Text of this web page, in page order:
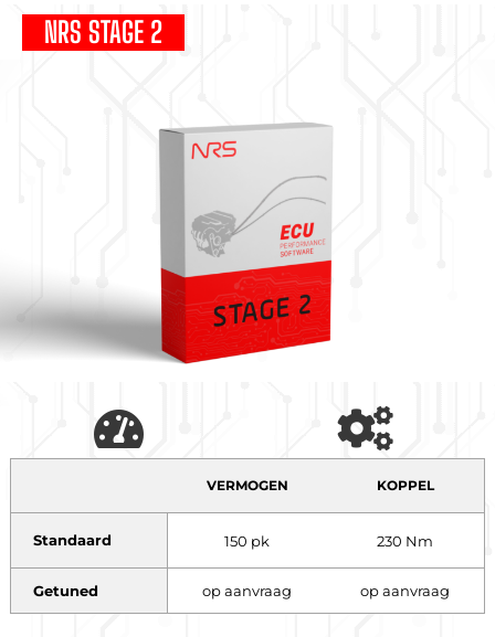
NRS STAGE 2
VERMOGEN KOPPEL
Standaard 150 pk 230 Nm
Getuned op aanvraag op aanvraag